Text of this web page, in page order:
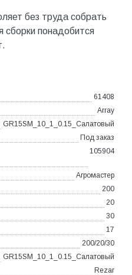
без труда собрать
понадобится
61408
Array
GR15SM_10_1_0.15_Салатовый
Под заказ
105904
Агромастер
200
20
30
17
200/20/30
GR15SM_10_1_0.15_Салатовый
Rezar